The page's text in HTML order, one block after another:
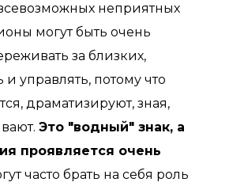
неприятных
могут быть очень
за близких,
и управлять, потому что
драматизируют, зная,
Это "водный" знак, а
проявляется очень
часто брать на себя роль